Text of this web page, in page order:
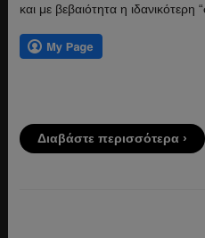
και με βεβαιότητα η
Διαβάστε περισσότερα ›